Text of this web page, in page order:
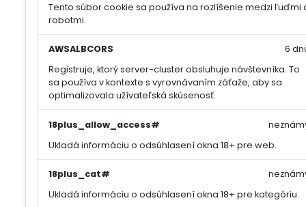
Tento súbor cookie sa používa na rozlíšenie medzi ľuďmi
robotmi.
AWSALBCORS
Registruje, ktorý server-cluster obsluhuje návštevníka. To
sa používa v kontexte s vyrovnávaním záťaže, aby sa
optimalizovala užívateľská skúsenosť.
6
18plus_allow_access#
Ukladá informáciu o odsúhlasení okna 18+ pre web.
18plus_cat#
Ukladá informáciu o odsúhlasení okna 18+ pre kategóriu.